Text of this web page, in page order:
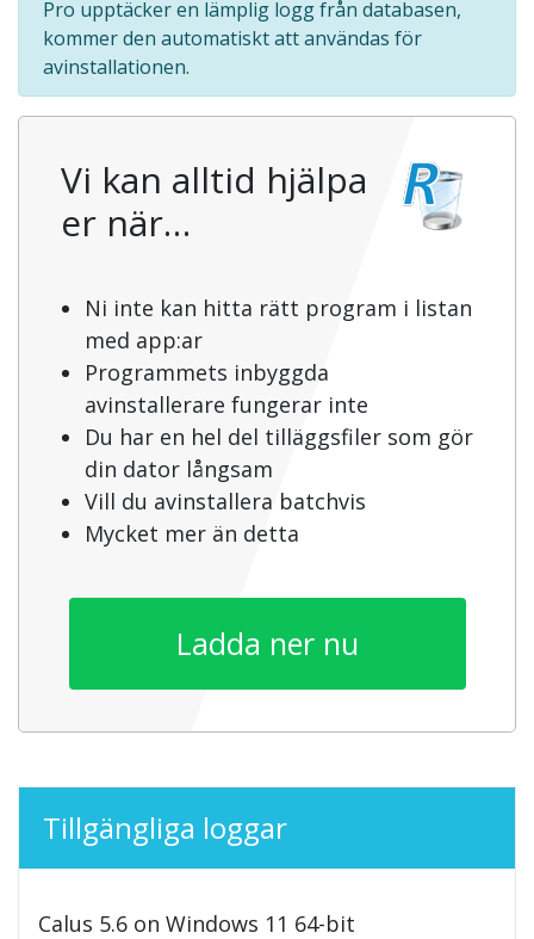
Pro upptäcker en lämplig logg från databasen,
kommer den automatiskt att användas för
avinstallationen.
Vi kan alltid hjälpa
er när…
Ni inte kan hitta rätt program i listan
med app:ar
Programmets inbyggda
avinstallerare fungerar inte
Du har en hel del tilläggsfiler som gör
din dator långsam
Vill du avinstallera batchvis
Mycket mer än detta
Ladda ner nu
Tillgängliga loggar
Calus 5.6 on Windows 11 64-bit